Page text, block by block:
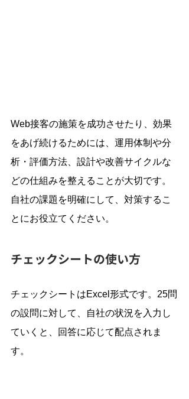
Web接客の施策を成功させたり、効果
をあげ続けるためには、運用体制や分
析・評価方法、設計や改善サイクルな
どの仕組みを整えることが大切です。
自社の課題を明確にして、対策するこ
とにお役立てください。
チェックシートの使い方
チェックシートはExcel形式です。25問
の設問に対して、自社の状況を入力し
ていくと、回答に応じて配点されま
す。